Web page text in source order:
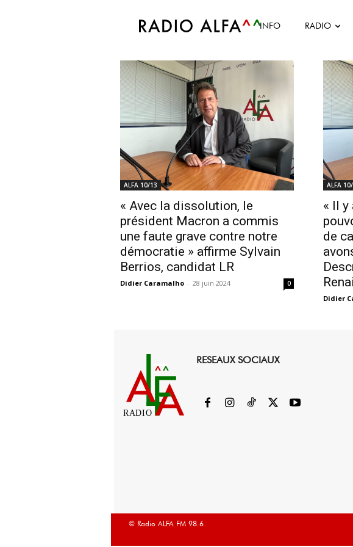
INFO RADIO
Accueil Tags 1ère circonscription du Val-de-Marne
Tag: 1ère circonscription du
ALFA 10/13
« Avec la dissolution, le
président Macron a commis
une faute grave contre notre
démocratie » affirme Sylvain
Berrios, candidat LR
Didier Caramalho - 28 juin 2024 0
ALFA
« Il y
de
Didier
RADIO
RESEAUX SOCIAUX
© Radio ALFA FM 98.6